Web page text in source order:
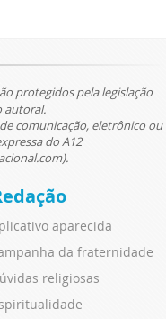
protegidos pela legislação
autoral.
comunicação, eletrônico ou
do A12
aparecida
da fraternidade
religiosas